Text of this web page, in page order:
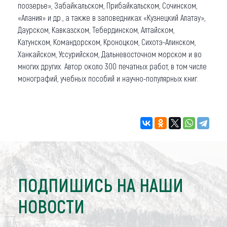
поозерье», Забайкальском, Прибайкальском, Сочинском,
«Алания» и др., а также в заповедниках «Кузнецкий Алатау»,
Даурском, Кавказском, Тебердинском, Алтайском,
Катунском, Командорском, Кроноцком, Сихотэ-Алинском,
Ханкайском, Уссурийском, Дальневосточном морском и во
многих других. Автор около 300 печатных работ, в том числе
монографий, учебных пособий и научно-популярных книг.
ПОДПИШИСЬ НА НАШИ
НОВОСТИ